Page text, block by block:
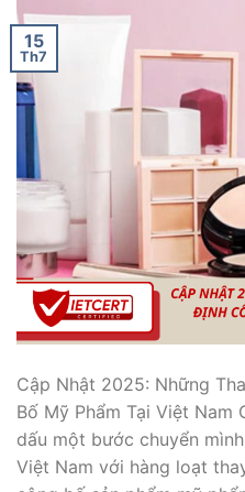
15
Th7
Cập Nhật 2025: Những
Bố Mỹ Phẩm Tại Việt
dấu một bước chuyển
Việt Nam với hàng loạt